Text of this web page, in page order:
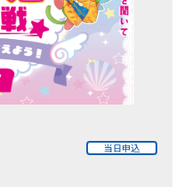
当日申込